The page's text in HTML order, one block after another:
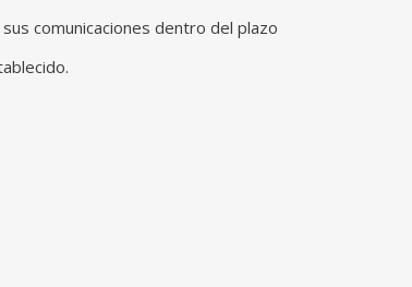
comunicaciones dentro del plazo